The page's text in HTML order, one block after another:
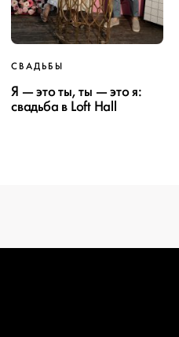
СВАДЬБЫ
Я — это ты, ты — это я:
свадьба в Loft Hall